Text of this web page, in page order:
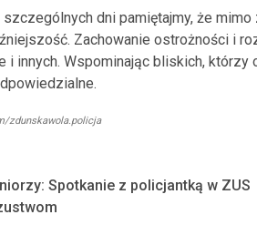
dni pamiętajmy, że
Zachowanie ostrożności i
i innych. Wspominając bliskich, którzy
zdunskawola.policja
Spotkanie z policjantką w ZUS